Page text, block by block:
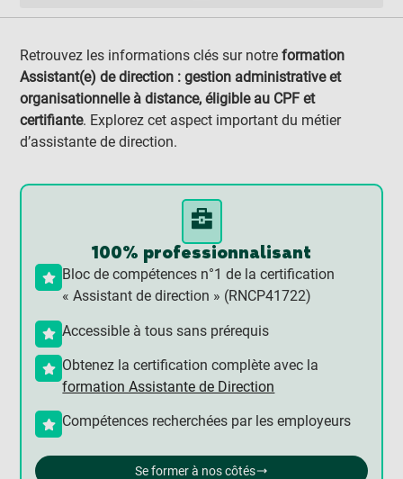
Retrouvez les informations clés sur notreformation
Assistant(e) de direction : gestion administrative et
organisationnelle à distance, éligible au CPF et
certifiante. Explorez cet aspect important du métier
d’assistante de direction.
100% professionnalisant
Bloc de compétences n°1 de la certification
« Assistant de direction » (RNCP41722)
Accessible à tous sans prérequis
Obtenez la certification complète avec la
formation Assistante de Direction
Compétences recherchées par les employeurs
Se former à nos côtés